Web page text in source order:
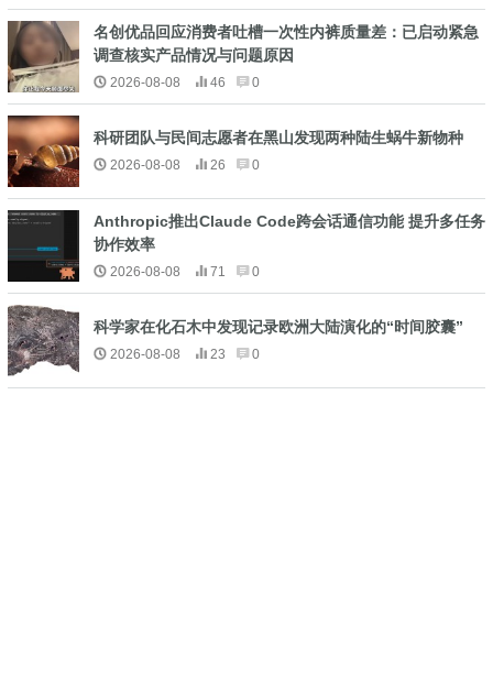
名创优品回应消费者吐槽一次性内裤质量差：已启动紧急
调查核实产品情况与问题原因
2026-08-08 46 0
科研团队与民间志愿者在黑山发现两种陆生蜗牛新物种
2026-08-08 26 0
Anthropic推出Claude Code跨会话通信功能 提升多任务
协作效率
2026-08-08 71 0
科学家在化石木中发现记录欧洲大陆演化的“时间胶囊”
2026-08-08 23 0